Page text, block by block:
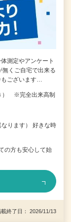
測定やアンケート
無くご自宅で出来る
もございます…
） ※完全出来高制
ります） 好きな時
の方も安心して始
終了日： 2026/11/13